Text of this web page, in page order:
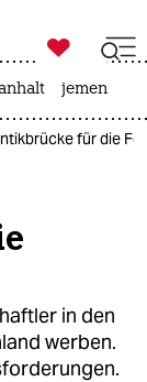

taz zahl ich
jemen
für die
in den
werben.